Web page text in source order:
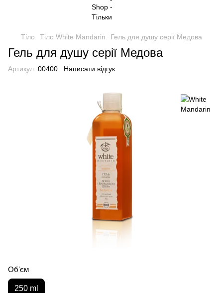
Тіло Тіло White Mandarin Гель для душу серії Медова
Гель для душу серії Медова
Артикул: 00400 Написати відгук
Обʼєм
250 ml